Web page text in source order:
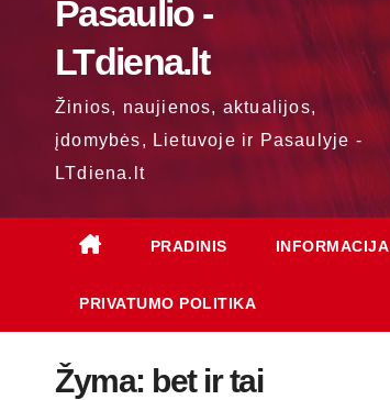
Pasaulio -
LTdiena.lt
Žinios, naujienos, aktualijos,
įdomybės, Lietuvoje ir Pasaulyje -
LTdiena.lt
PRADINIS INFORMACIJA
PRIVATUMO POLITIKA
Žyma: bet ir tai